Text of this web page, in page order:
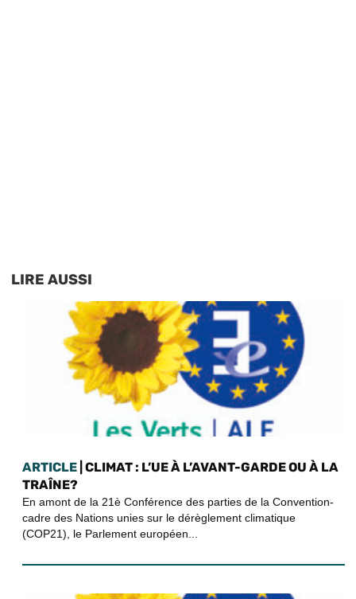
LIRE AUSSI
ARTICLE | CLIMAT : L’UE À L’AVANT-GARDE OU À LA
TRAÎNE?
En amont de la 21è Conférence des parties de la Convention-
cadre des Nations unies sur le dérèglement climatique
(COP21), le Parlement européen...